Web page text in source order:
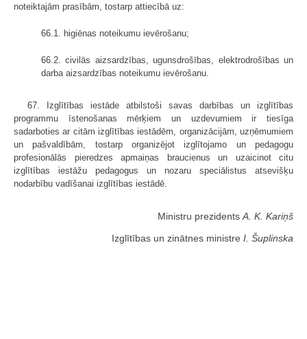
noteiktajām prasībām, tostarp attiecībā uz:
66.1. higiēnas noteikumu ievērošanu;
66.2. civilās aizsardzības, ugunsdrošības, elektrodrošības un
darba aizsardzības noteikumu ievērošanu.
67. Izglītības iestāde atbilstoši savas darbības un izglītības
programmu īstenošanas mērķiem un uzdevumiem ir tiesīga
sadarboties ar citām izglītības iestādēm, organizācijām, uzņēmumiem
un pašvaldībām, tostarp organizējot izglītojamo un pedagogu
profesionālās pieredzes apmaiņas braucienus un uzaicinot citu
izglītības iestāžu pedagogus un nozaru speciālistus atsevišķu
nodarbību vadīšanai izglītības iestādē.
Ministru prezidents A. K. Kariņš
Izglītības un zinātnes ministre I. Šuplinska